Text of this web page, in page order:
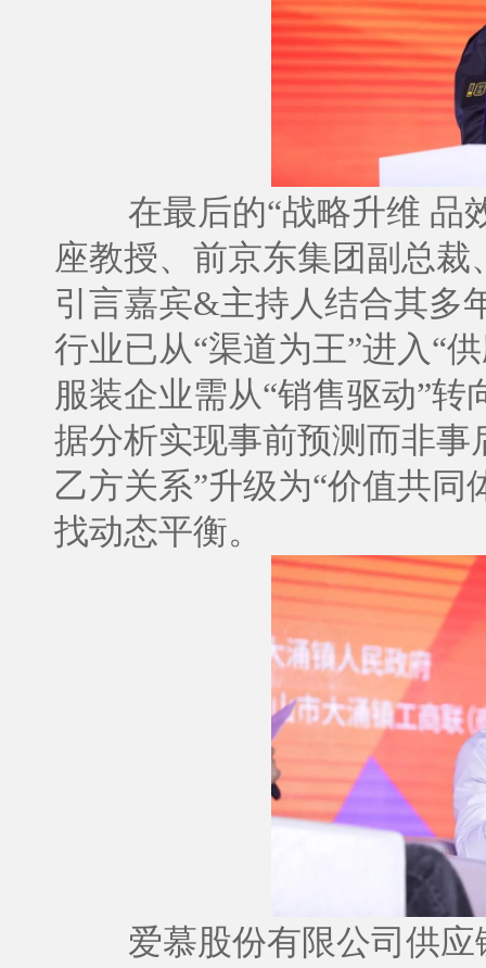
在最后的“战略升维 品
座教授、前京东集团副总
引言嘉宾&主持人结合其多
行业已从“渠道为王”进入“
服装企业需从“销售驱动”
据分析实现事前预测而非事
乙方关系”升级为“价值共
找动态平衡。
爱慕股份有限公司供